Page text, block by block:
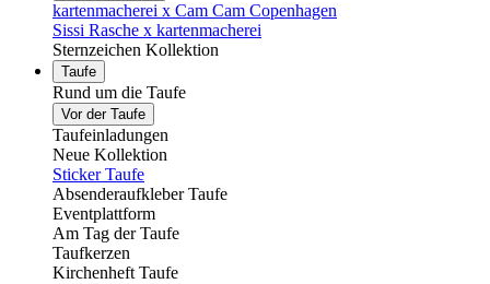
kartenmacherei x Cam Cam Copenhagen
Sissi Rasche x kartenmacherei
Sternzeichen Kollektion
Taufe
Rund um die Taufe
Vor der Taufe
Taufeinladungen
Neue Kollektion
Sticker Taufe
Absenderaufkleber Taufe
Eventplattform
Am Tag der Taufe
Taufkerzen
Kirchenheft Taufe